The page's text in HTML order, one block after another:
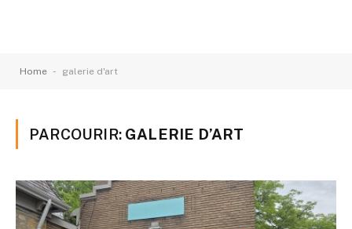
Home - galerie d'art
PARCOURIR: GALERIE D’ART